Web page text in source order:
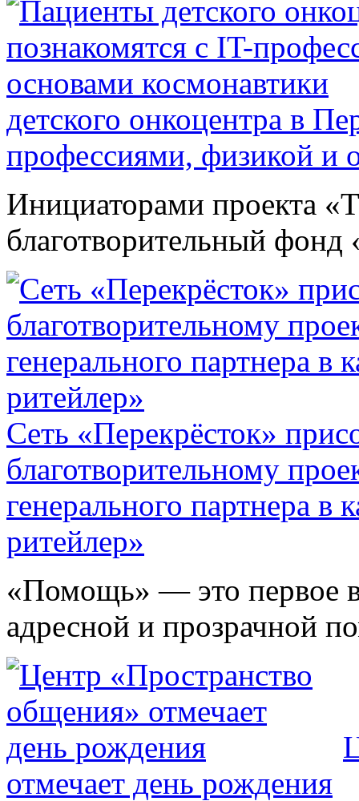
детского онкоцентра в
профессиями, физикой и
Инициаторами проекта
благотворительный фонд
Сеть «Перекрёсток»
благотворительному
генерального партнера в
ритейлер»
«Помощь» — это первое
адресной и прозрачной
отмечает день рождения